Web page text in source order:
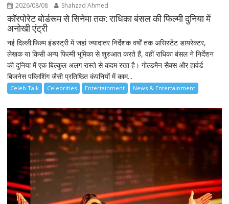
2026/08/08 Shahzad Ahmed
कॉरपोरेट बोर्डरूम से सिनेमा तक: राधिका बंसल की फिल्मी दुनिया में
अनोखी एंट्री
नई दिल्ली:फिल्म इंडस्ट्री में जहां ज्यादातर निर्देशक वर्षों तक असिस्टेंट डायरेक्टर,
लेखक या किसी अन्य फिल्मी भूमिका से शुरुआत करते हैं, वहीं राधिका बंसल ने निर्देशन
की दुनिया में एक बिल्कुल अलग रास्ते से कदम रखा है। गोल्डमैन सैक्स और हार्वर्ड
बिजनेस पब्लिशिंग जैसी प्रतिष्ठित कंपनियों में काम...
Celeb Talk Celebrities Entertainment News & Entertainment